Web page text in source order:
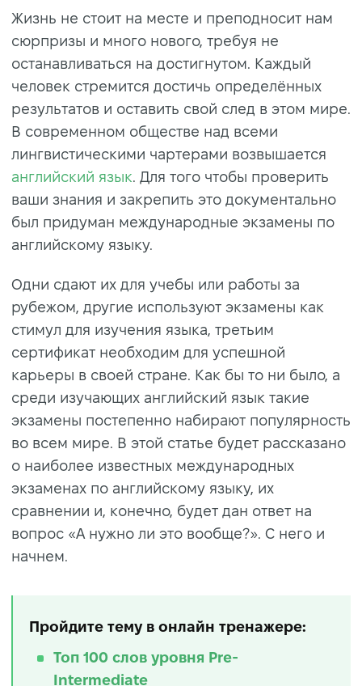
Жизнь не стоит на месте и преподносит нам
сюрпризы и много нового, требуя не
останавливаться на достигнутом. Каждый
человек стремится достичь определённых
результатов и оставить свой след в этом мире.
В современном обществе над всеми
лингвистическими чартерами возвышается
английский язык. Для того чтобы проверить
ваши знания и закрепить это документально
был придуман международные экзамены по
английскому языку.
Одни сдают их для учебы или работы за
рубежом, другие используют экзамены как
стимул для изучения языка, третьим
сертификат необходим для успешной
карьеры в своей стране. Как бы то ни было, а
среди изучающих английский язык такие
экзамены постепенно набирают популярность
во всем мире. В этой статье будет рассказано
о наиболее известных международных
экзаменах по английскому языку, их
сравнении и, конечно, будет дан ответ на
вопрос «А нужно ли это вообще?». С него и
начнем.
Пройдите тему в онлайн тренажере:
Топ 100 слов уровня Pre-
Intermediate